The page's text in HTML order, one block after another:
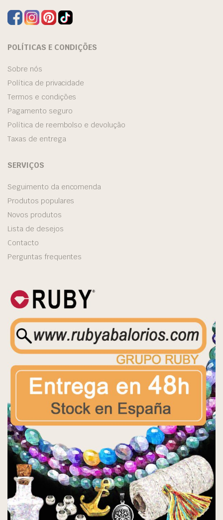
POLÍTICAS E CONDIÇÕES
Sobre nós
Política de privacidade
Termos e condições
Pagamento seguro
Política de reembolso e devolução
Taxas de entrega
SERVIÇOS
Seguimento da encomenda
Produtos populares
Novos produtos
Lista de desejos
Contacto
Perguntas frequentes